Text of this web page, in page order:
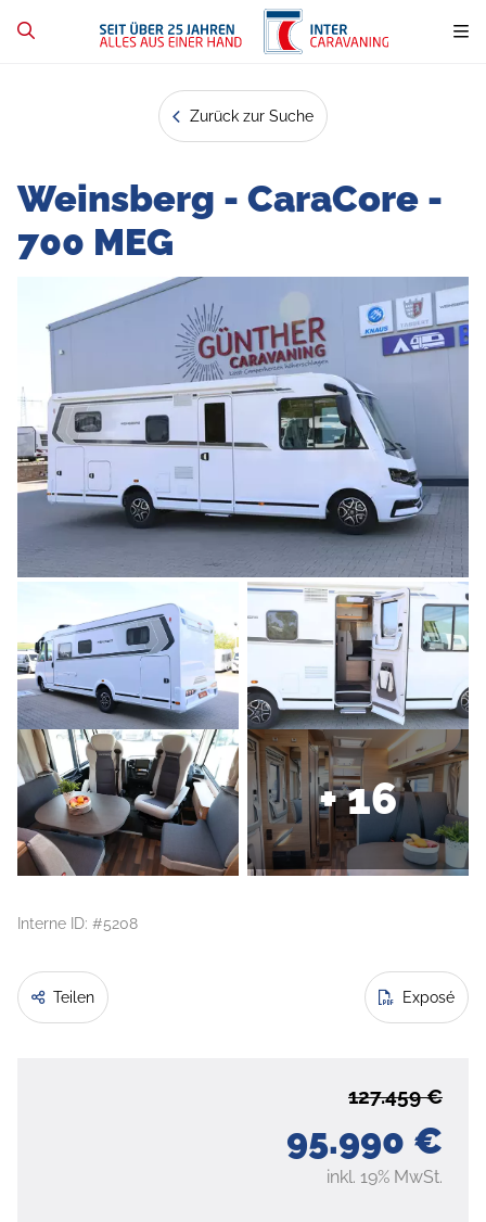
Zurück zur Suche
Weinsberg - CaraCore -
700 MEG
+ 16
Interne ID: #5208
Teilen Exposé
95.990 €
127.459 €
inkl. 19% MwSt.